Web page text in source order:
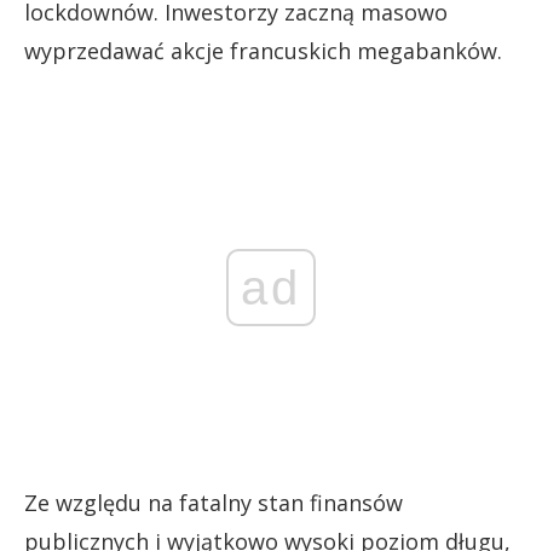
lockdownów. Inwestorzy zaczną masowo
wyprzedawać akcje francuskich megabanków.
ad
Ze względu na fatalny stan finansów
publicznych i wyjątkowo wysoki poziom długu,